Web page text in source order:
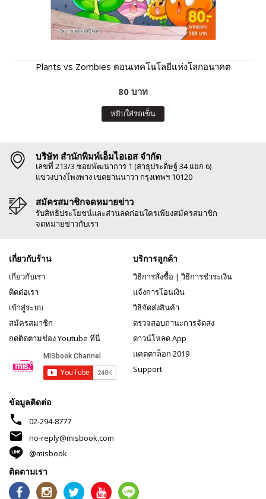
Plants vs Zombies ตอนเทคโนโลยีแห่งโลกอนาคต
80 บาท
หยิบใส่รถเข็น
บริษัท สำนักพิมพ์เอ็มไอเอส จำกัด
เลขที่ 213/3 ซอยพัฒนาการ 1 (สาธุประดิษฐ์ 34 แยก 6)
แขวงบางโพงพาง เขตยานนาวา กรุงเทพฯ 10120
สมัครสมาชิกจดหมายข่าว
รับสิทธิประโยชน์และส่วนลดก่อนใครเพียงสมัครสมาชิก
จดหมายข่าวกับเรา
เกี่ยวกับร้าน
เกี่ยวกับเรา
ติดต่อเรา
เข้าสู่ระบบ
สมัครสมาชิก
กดติดตามช่อง Youtube ที่นี่
บริการลูกค้า
วิธีการสั่งซื้อ | วิธีการชำระเงิน
แจ้งการโอนเงิน
วิธีจัดส่งสินค้า
ตรวจสอบถานะการจัดส่ง
ดาวน์โหลด App
แคตตาล็อก 2019
Support
ข้อมูลติดต่อ
phone 02-294-8777
mail
no-reply@misbook.com
@misbook
ติดตามเรา